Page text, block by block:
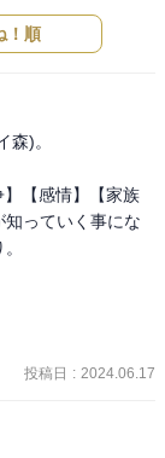
！順
森)。
【感情】【家族
っていく事にな
スもやっぱ大
投稿日 : 2024.06.17